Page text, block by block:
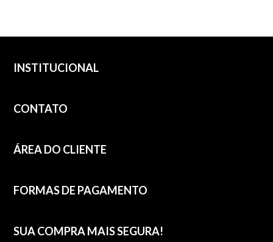
INSTITUCIONAL
CONTATO
ÁREA DO CLIENTE
FORMAS DE PAGAMENTO
SUA COMPRA MAIS SEGURA!